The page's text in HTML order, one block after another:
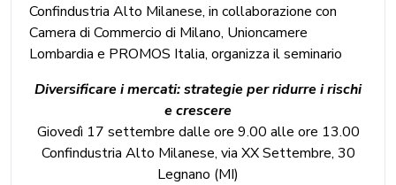
Confindustria Alto Milanese, in collaborazione con
Camera di Commercio di Milano, Unioncamere
Lombardia e PROMOS Italia, organizza il seminario
Diversificare i mercati: strategie per ridurre i rischi
e crescere
Giovedì 17 settembre dalle ore 9.00 alle ore 13.00
Confindustria Alto Milanese, via XX Settembre, 30
Legnano (MI)